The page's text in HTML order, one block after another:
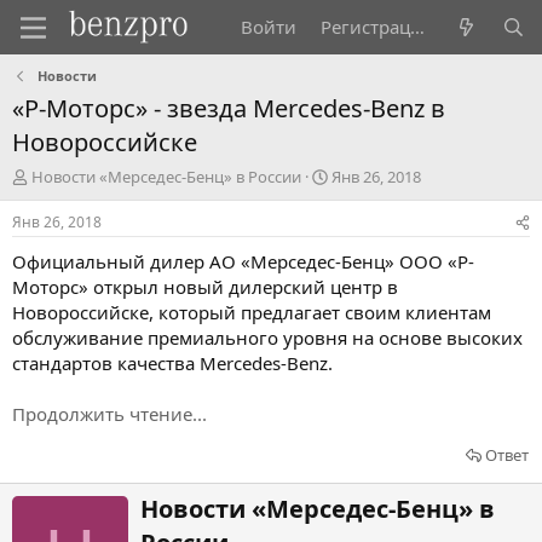
Войти Регистрация
Новости
«Р-Моторс» - звезда Mercedes-Benz в
Новороссийске
А
в
т
о
р
т
е
м
ы
Новости «Мерседес-Бенц» в России
Д
а
а
н
а
ч
л
а
Янв 26, 2018
Янв 26, 2018
Официальный дилер АО «Мерседес-Бенц» ООО «Р-
Моторс» открыл новый дилерский центр в
Новороссийске, который предлагает своим клиентам
обслуживание премиального уровня на основе высоких
стандартов качества Mercedes-Benz.
Продолжить чтение...
Ответ
Н
аНовости «Мерседес-Бенц» в